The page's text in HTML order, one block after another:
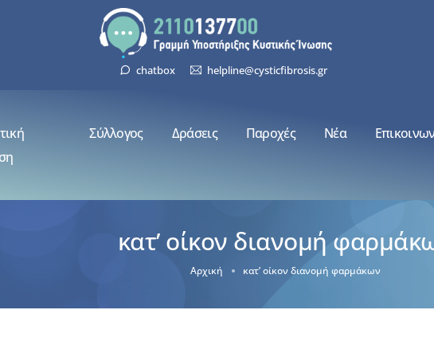
chatbox helpline@cysticfibrosis.gr
Σύλλογος Δράσεις Παροχές Νέα
κατ’ οίκον διανομή
Αρχική κατ’ οίκον διανομή φαρμάκων